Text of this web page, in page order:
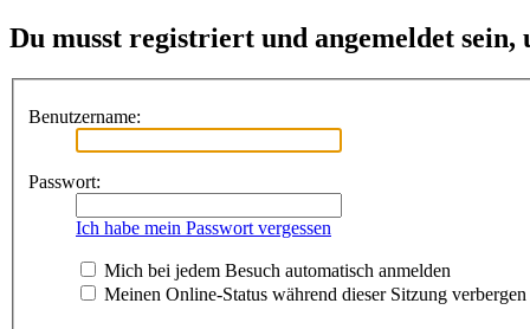
Du musst registriert und angemeldet
Benutzername:
Passwort:
Ich habe mein Passwort vergessen
Mich bei jedem Besuch automatisch anmelden
Meinen Online-Status während dieser Sitzung verbergen